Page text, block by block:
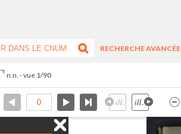
RECHERCHE AVANCÉE
n.n. - vue 1/90